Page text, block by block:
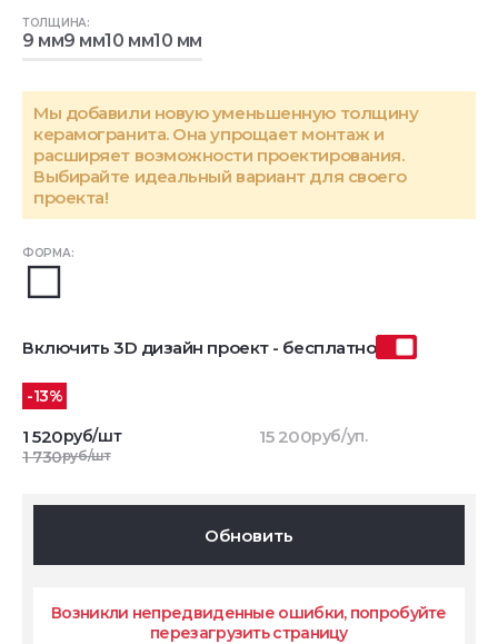
ФОРМА:
ТОЛЩИНА:
9 мм9 мм10 мм10 мм
Мы добавили новую уменьшенную толщину
керамогранита. Она упрощает монтаж и
расширяет возможности проектирования.
Выбирайте идеальный вариант для своего
проекта!
Включить 3D дизайн проект - бесплатно
-13%
1 520руб/шт
1 730руб/шт
15 200руб/уп.
Обновить
Возникли непредвиденные ошибки, попробуйте
перезагрузить страницу